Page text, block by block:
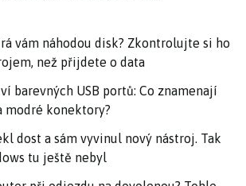
vám náhodou disk? Zkontrolujte si ho
než přijdete o data
barevných USB portů: Co znamenají
modré konektory?
dost a sám vyvinul nový nástroj. Tak
tu ještě nebyl